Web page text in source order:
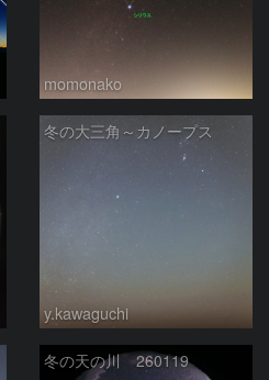
momonako
冬の大三角～カノープス
y.kawaguchi
冬の天の川 260119